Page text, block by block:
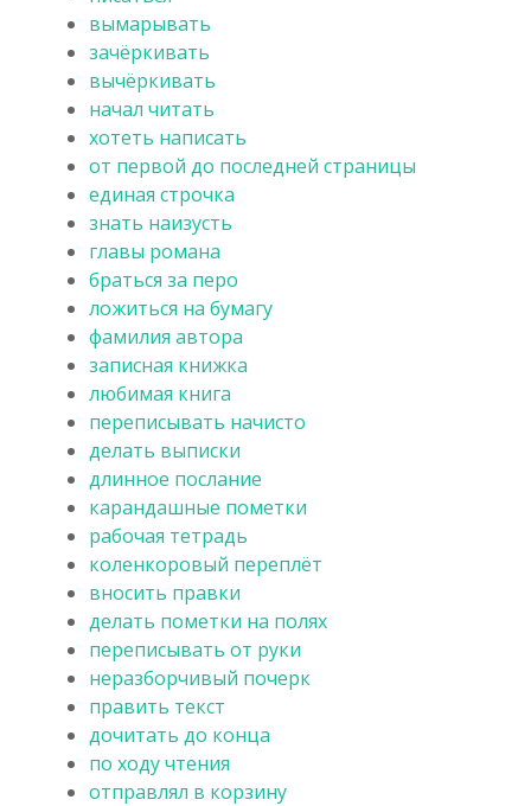
вымарывать
зачёркивать
вычёркивать
начал читать
хотеть написать
от первой до последней страницы
единая строчка
знать наизусть
главы романа
браться за перо
ложиться на бумагу
фамилия автора
записная книжка
любимая книга
переписывать начисто
делать выписки
длинное послание
карандашные пометки
рабочая тетрадь
коленкоровый переплёт
вносить правки
делать пометки на полях
переписывать от руки
неразборчивый почерк
править текст
дочитать до конца
по ходу чтения
отправлял в корзину